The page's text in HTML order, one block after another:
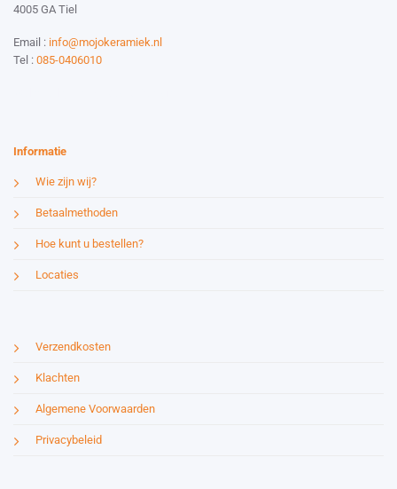
4005 GA Tiel
Email : info@mojokeramiek.nl
Tel : 085-0406010
Informatie
Wie zijn wij?
Betaalmethoden
Hoe kunt u bestellen?
Locaties
Verzendkosten
Klachten
Algemene Voorwaarden
Privacybeleid